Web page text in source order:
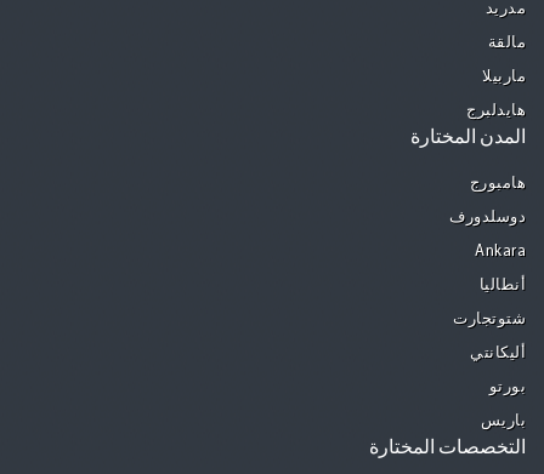
مدريد
مالقة
ماربيلا
هايدلبرج
المدن المختارة
هامبورج
دوسلدورف
Ankara
أنطاليا
شتوتجارت
أليكانتي
بورتو
باريس
التخصصات المختارة